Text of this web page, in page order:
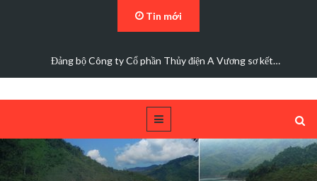
Tin mới
Đảng bộ Công ty Cổ phần Thủy điện A Vương sơ kết…